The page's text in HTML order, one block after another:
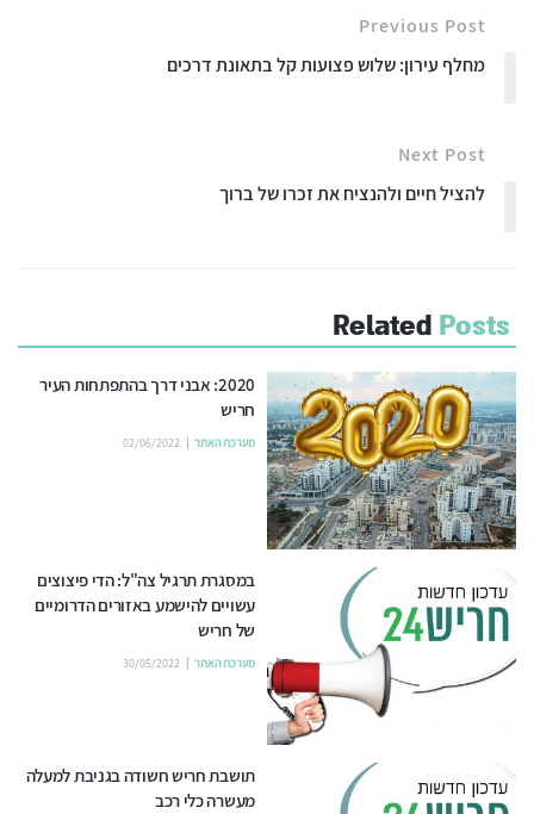
Previous Post
מחלף עירון: שלוש פצועות קל בתאונת דרכים
Next Post
להציל חיים ולהנציח את זכרו של ברוך
Related Posts
2020: אבני דרך בהתפתחות העיר
חריש
מערכת האתר 02/06/2022
במסגרת תרגיל צה"ל: הדי פיצוצים
עשויים להישמע באזורים הדרומיים
של חריש
מערכת האתר 30/05/2022
תושבת חריש חשודה בגניבת למעלה
מעשרה כלי רכב